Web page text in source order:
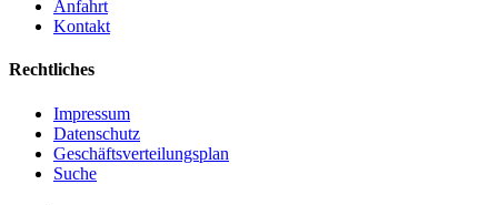
Anfahrt
Kontakt
Rechtliches
Impressum
Datenschutz
Geschäftsverteilungsplan
Suche